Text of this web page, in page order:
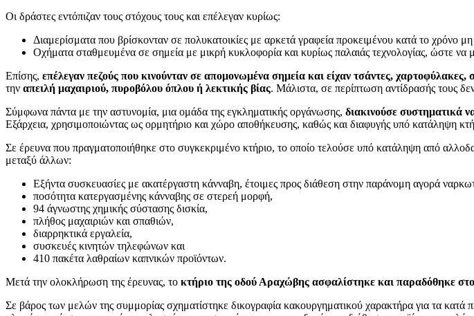
Οι δράστες εντόπιζαν τους στόχους τους και επέλεγαν κυρίως:
Διαμερίσματα που βρίσκονταν σε πολυκατοικίες με αρκετά γραφεία προκειμένου κατά το χρόνο μη
Οχήματα σταθμευμένα σε σημεία με μικρή κυκλοφορία και κυρίως παλαιάς τεχνολογίας, ώστε
Επίσης, επέλεγαν πεζούς που κινούνταν σε απομονωμένα σημεία και είχαν τσάντες,
την απειλή μαχαιριού, πυροβόλου όπλου ή λεκτικής βίας. Μάλιστα, σε περίπτωση αντίδρασής τους
Σύμφωνα πάντα με την αστυνομία, μια ομάδα της εγκληματικής οργάνωσης, διακινούσε συστηματικά
Εξάρχεια, χρησιμοποιώντας ως ορμητήριο και χώρο αποθήκευσης, καθώς και διαφυγής υπό κατάληψη
Σε έρευνα που πραγματοποιήθηκε στο συγκεκριμένο κτήριο, το οποίο τελούσε υπό κατάληψη από
μεταξύ άλλων:
Εξήντα συσκευασίες με ακατέργαστη κάνναβη, έτοιμες προς διάθεση στην παράνομη αγορά
ποσότητα κατεργασμένης κάνναβης σε στερεή μορφή,
94 άγνωστης χημικής σύστασης δισκία,
πλήθος μαχαιριών και σπαθιών,
διαρρηκτικά εργαλεία,
συσκευές κινητών τηλεφώνων και
410 πακέτα λαθραίων καπνικών προϊόντων.
Μετά την ολοκλήρωση της έρευνας, το κτήριο της οδού Αραχώβης ασφαλίστηκε και παραδόθηκε
Σε βάρος των μελών της συμμορίας σχηματίστηκε δικογραφία κακουργηματικού χαρακτήρα για τα